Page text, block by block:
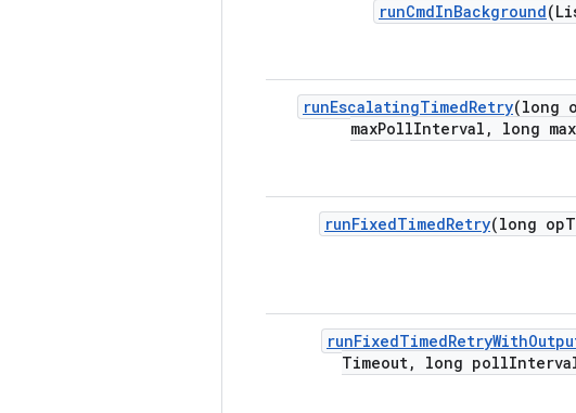
runCmdInBackground
runEscalatingTimedRetry(long
maxPollInterval , long max
runFixedTimedRetry(long op
runFixedTimedRetryWith
Timeout, long poll